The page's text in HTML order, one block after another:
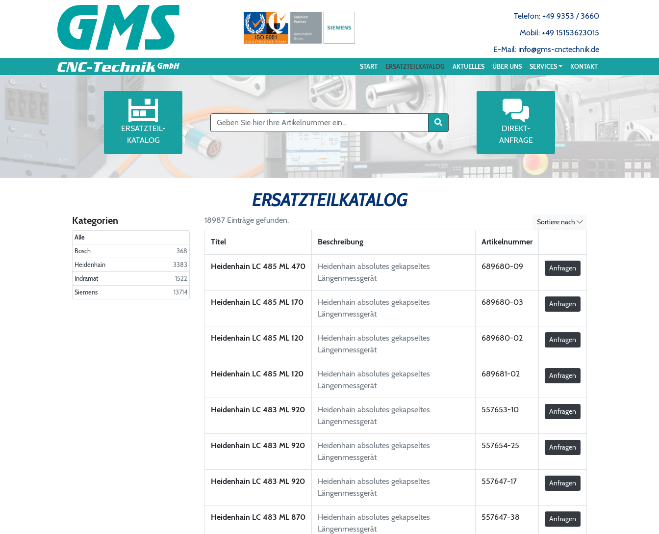
Telefon: +49 9353 / 3660
Mobil: +49 15153623015
E-Mail: info@gms-cnctechnik.de
START ERSATZTEILKATALOG AKTUELLES ÜBER UNS SERVICES KONTAKT
ERSATZTEIL-
KATALOG
DIREKT-
ANFRAGE
ERSATZTEILKATALOG
Kategorien
Alle
Bosch
368
Heidenhain
3383
Indramat
1522
Siemens
13714
18987 Einträge gefunden. Sortiere nach
Titel Beschreibung Artikelnummer
Heidenhain LC 485 ML 470
Heidenhain absolutes gekapseltes
Längenmessgerät
689680-09 Anfragen
Heidenhain LC 485 ML 170
Heidenhain absolutes gekapseltes
Längenmessgerät
689680-03 Anfragen
Heidenhain LC 485 ML 120
Heidenhain absolutes gekapseltes
Längenmessgerät
689680-02 Anfragen
Heidenhain LC 485 ML 120
Heidenhain absolutes gekapseltes
Längenmessgerät
689681-02 Anfragen
Heidenhain LC 483 ML 920
Heidenhain absolutes gekapseltes
Längenmessgerät
557653-10 Anfragen
Heidenhain LC 483 ML 920
Heidenhain absolutes gekapseltes
Längenmessgerät
557654-25 Anfragen
Heidenhain LC 483 ML 920
Heidenhain absolutes gekapseltes
Längenmessgerät
557647-17 Anfragen
Heidenhain LC 483 ML 870
Heidenhain absolutes gekapseltes
Längenmessgerät
557647-38 Anfragen